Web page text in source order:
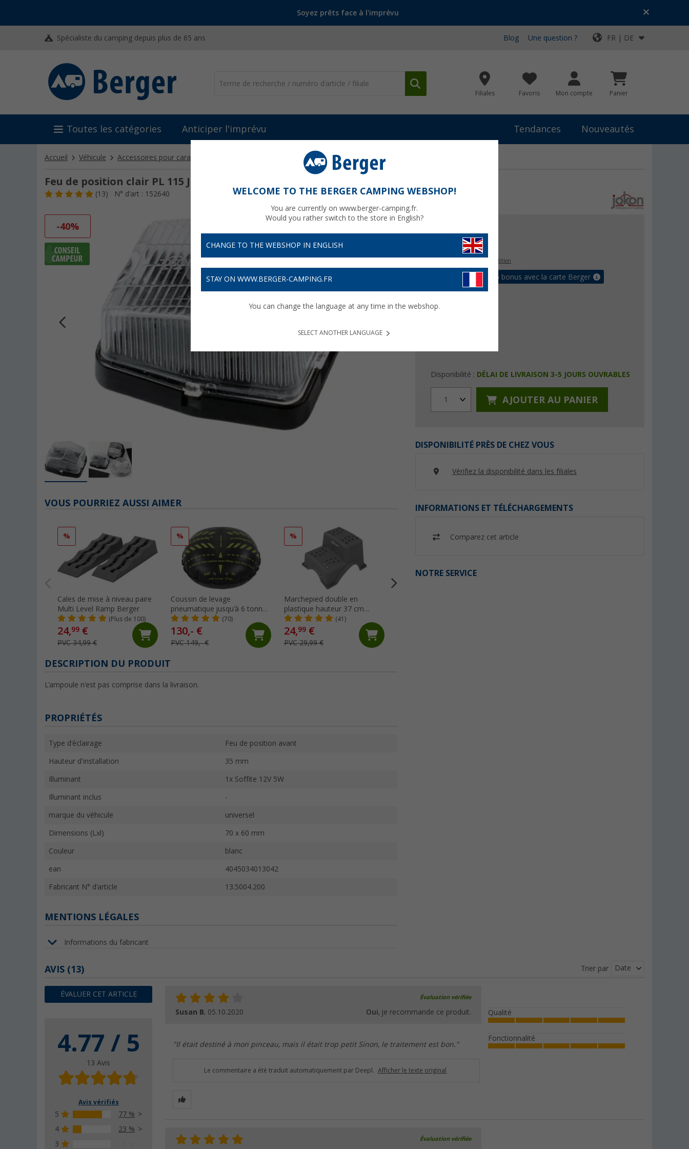
Soyez prêts face à l'imprévu
Spécialiste du camping depuis plus de 65 ans Blog Une question ? FR | DE
Filiales Favoris Mon compte Panier
Toutes les catégories Anticiper l'imprévu Tendances Nouveautés
Accueil Véhicule Accessoires pour caravanes et camping-cars Feux de signalisation Feu de position clair PL 115 Jokon
Feu de position clair PL 115 Jokon
(13) N° d'art : 152640
-40%
€
plus les frais d'expédition
Obtenez jusqu'à 5% bonus avec la carte Berger
Disponibilité : DÉLAI DE LIVRAISON 3-5 JOURS OUVRABLES
1 AJOUTER AU PANIER
DISPONIBILITÉ PRÈS DE CHEZ VOUS
Vérifiez la disponibilité dans les filiales
INFORMATIONS ET TÉLÉCHARGEMENTS
Comparez cet article
NOTRE SERVICE
VOUS POURRIEZ AUSSI AIMER
%
Cales de mise à niveau paire
Multi Level Ramp Berger
(Plus de 100)
24,99 €
PVC 34,99 €
%
Coussin de levage
pneumatique jusqu'à 6 tonnes
et jusqu'à 305 mm de largeur
de pneu Camper Flat-Jack
(70)
130,- €
PVC 149,- €
%
Marchepied double en
plastique hauteur 37 cm
Berger
(41)
24,99 €
PVC 29,99 €
%
DESCRIPTION DU PRODUIT
L'ampoule n'est pas comprise dans la livraison.
PROPRIÉTÉS
Type d'éclairage Feu de position avant
Hauteur d'installation 35 mm
Illuminant 1x Soffite 12V 5W
Illuminant inclus -
marque du véhicule universel
Dimensions (Lxl) 70 x 60 mm
Couleur blanc
ean 4045034013042
Fabricant N° d'article 13.5004.200
MENTIONS LÉGALES
Informations du fabricant
AVIS (13)
ÉVALUER CET ARTICLE
4.77 / 5
13 Avis
Avis vérifiés
5
77 %
4
23 %
3
Trier par Date
Évaluation vérifiée
Susan B. 05.10.2020 Oui, je recommande ce produit.
"Il était destiné à mon pinceau, mais il était trop petit Sinon, le traitement est bon."
Qualité
Fonctionnalité
Le commentaire a été traduit automatiquement par Deepl. Afficher le texte original
Évaluation vérifiée
WELCOME TO THE BERGER CAMPING WEBSHOP!
You are currently on www.berger-camping.fr.
Would you rather switch to the store in English?
CHANGE TO THE WEBSHOP IN ENGLISH
STAY ON WWW.BERGER-CAMPING.FR
You can change the language at any time in the webshop.
SELECT ANOTHER LANGUAGE